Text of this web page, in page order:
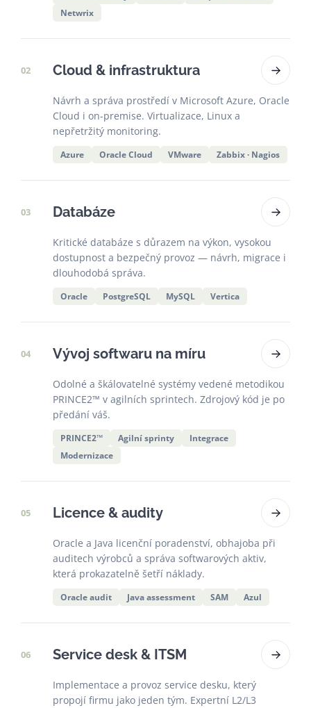
Netwrix
02 Cloud & infrastruktura
Návrh a správa prostředí v Microsoft Azure, Oracle
Cloud i on-premise. Virtualizace, Linux a
nepřetržitý monitoring.
Azure Oracle Cloud VMware Zabbix · Nagios
03 Databáze
Kritické databáze s důrazem na výkon, vysokou
dostupnost a bezpečný provoz — návrh, migrace i
dlouhodobá správa.
Oracle PostgreSQL MySQL Vertica
04 Vývoj softwaru na míru
Odolné a škálovatelné systémy vedené metodikou
PRINCE2™ v agilních sprintech. Zdrojový kód je po
předání váš.
PRINCE2™ Agilní sprinty
Integrace
Modernizace
05 Licence & audity
Oracle a Java licenční poradenství, obhajoba při
auditech výrobců a správa softwarových aktiv,
která prokazatelně šetří náklady.
Oracle audit Java assessment SAM Azul
06 Service desk & ITSM
Implementace a provoz service desku, který
propojí firmu jako jeden tým. Expertní L2/L3